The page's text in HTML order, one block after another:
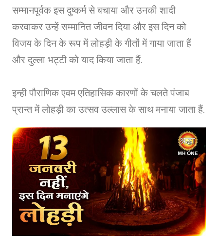
सम्मानपूर्वक इस दुष्कर्म से बचाया और उनकी शादी
करवाकर उन्हें सम्मानित जीवन दिया और इस दिन को
विजय के दिन के रूप में लोहड़ी के गीतों में गाया जाता हैं
और दुल्ला भट्टी को याद किया जाता हैं.
इन्ही पौराणिक एवम एतिहासिक कारणों के चलते पंजाब
प्रान्त में लोहड़ी का उत्सव उल्लास के साथ मनाया जाता हैं.